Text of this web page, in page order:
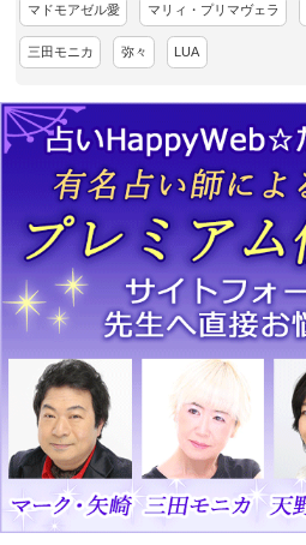
マドモアゼル愛 マリィ・プリマヴェラ
三田モニカ 弥々 LUA